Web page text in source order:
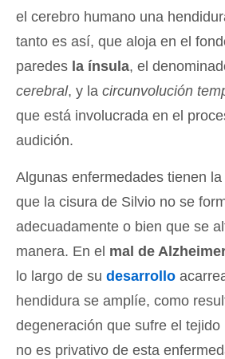
el cerebro humano una
tanto es así, que aloja en el
paredes la ínsula, el
cerebral, y la circunvolución
que está involucrada en el
audición.
Algunas enfermedades tienen
que la cisura de Silvio no se
adecuadamente o bien que se
manera. En el mal de
lo largo de su desarrollo
hendidura se amplíe, como
degeneración que sufre el
no es privativo de esta